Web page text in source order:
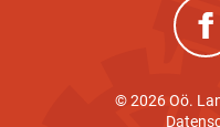
© 2026 Oö.